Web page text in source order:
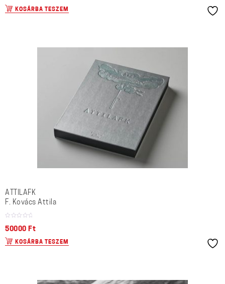
KOSÁRBA TESZEM
ATTILAFK
F. Kovács Attila
50000 Ft
KOSÁRBA TESZEM